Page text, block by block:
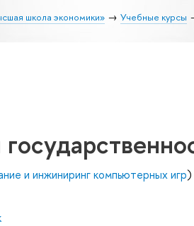
школа экономики» Учебные курсы
и инжиниринг компьютерных игр)